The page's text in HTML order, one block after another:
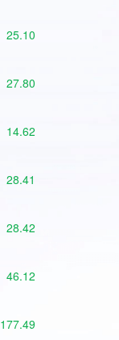
25.10
27.80
14.62
28.41
28.42
46.12
177.49